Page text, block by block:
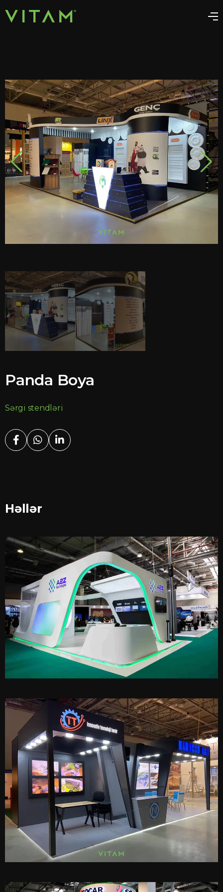
Panda Boya
Sərgi stendləri
Həllər